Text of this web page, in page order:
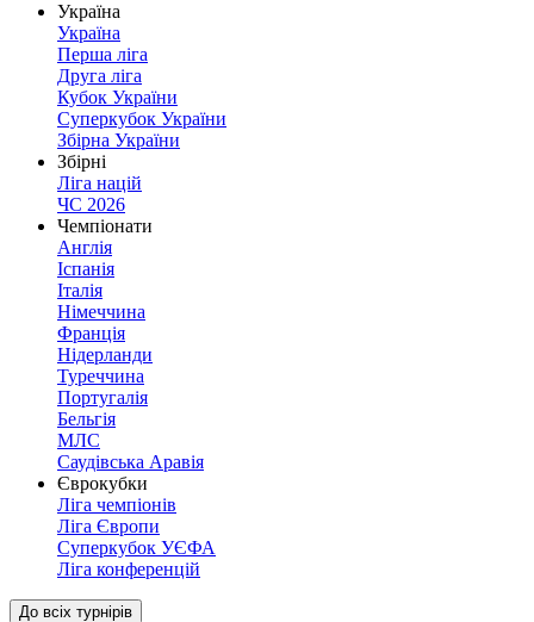
Україна
Україна
Перша ліга
Друга ліга
Кубок України
Суперкубок України
Збірна України
Збірні
Ліга націй
ЧС 2026
Чемпіонати
Англія
Іспанія
Італія
Німеччина
Франція
Нідерланди
Туреччина
Португалія
Бельгія
МЛС
Саудівська Аравія
Єврокубки
Ліга чемпіонів
Ліга Європи
Суперкубок УЄФА
Ліга конференцій
До всіх турнірів